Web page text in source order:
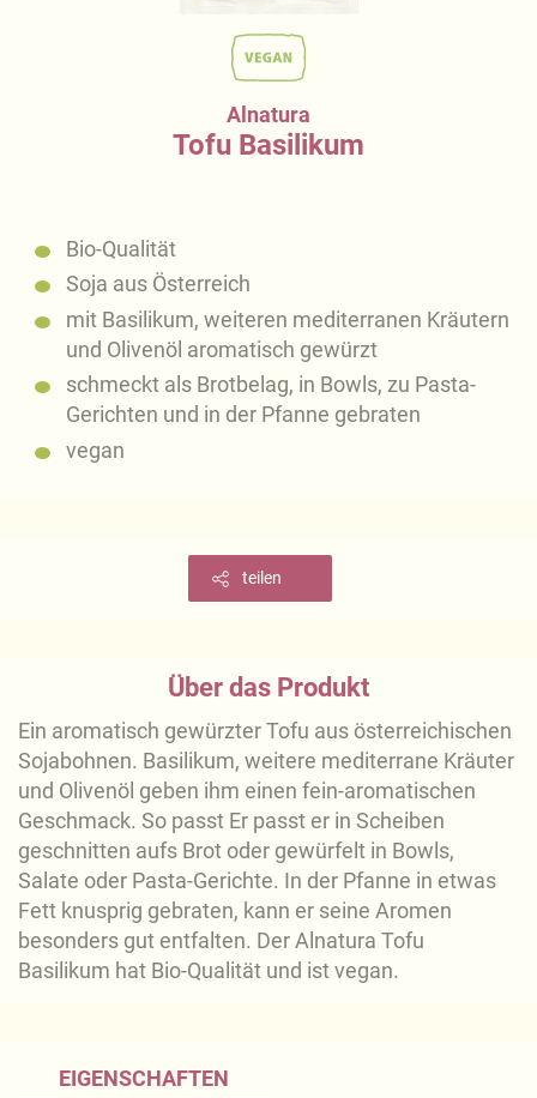
Alnatura
Tofu Basilikum
Bio-Qualität
Soja aus Österreich
mit Basilikum, weiteren mediterranen Kräutern
und Olivenöl aromatisch gewürzt
schmeckt als Brotbelag, in Bowls, zu Pasta-
Gerichten und in der Pfanne gebraten
vegan
teilen
Über das Produkt
Ein aromatisch gewürzter Tofu aus österreichischen
Sojabohnen. Basilikum, weitere mediterrane Kräuter
und Olivenöl geben ihm einen fein-aromatischen
Geschmack. So passt Er passt er in Scheiben
geschnitten aufs Brot oder gewürfelt in Bowls,
Salate oder Pasta-Gerichte. In der Pfanne in etwas
Fett knusprig gebraten, kann er seine Aromen
besonders gut entfalten. Der Alnatura Tofu
Basilikum hat Bio-Qualität und ist vegan.
EIGENSCHAFTEN